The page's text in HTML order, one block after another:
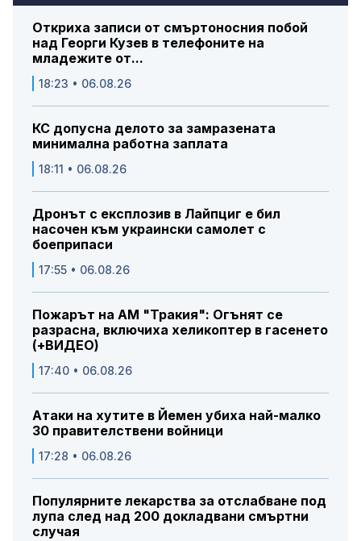
Откриха записи от смъртоносния побой
над Георги Кузев в телефоните на
младежите от...
18:23 • 06.08.26
КС допусна делото за замразената
минимална работна заплата
18:11 • 06.08.26
Дронът с експлозив в Лайпциг е бил
насочен към украински самолет с
боеприпаси
17:55 • 06.08.26
Пожарът на АМ "Тракия": Огънят се
разрасна, включиха хеликоптер в гасенето
(+ВИДЕО)
17:40 • 06.08.26
Атаки на хутите в Йемен убиха най-малко
30 правителствени войници
17:28 • 06.08.26
Популярните лекарства за отслабване под
лупа след над 200 докладвани смъртни
случая